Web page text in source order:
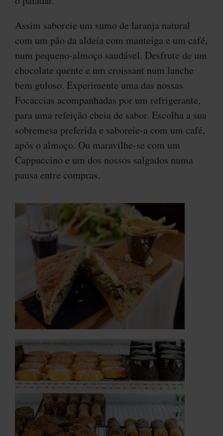
Assim saboreie um sumo de laranja natural
com um pão da aldeia com manteiga e um café,
num pequeno-almoço saudável. Desfrute de um
chocolate quente e um croissant num lanche
bem guloso. Experimente uma das nossas
Focaccias acompanhadas por um refrigerante,
para uma refeição cheia de sabor. Escolha a sua
sobremesa preferida e saboreie-a com um café,
após o almoço. Ou maravilhe-se com um
Cappuccino e um dos nossos salgados numa
pausa entre compras.